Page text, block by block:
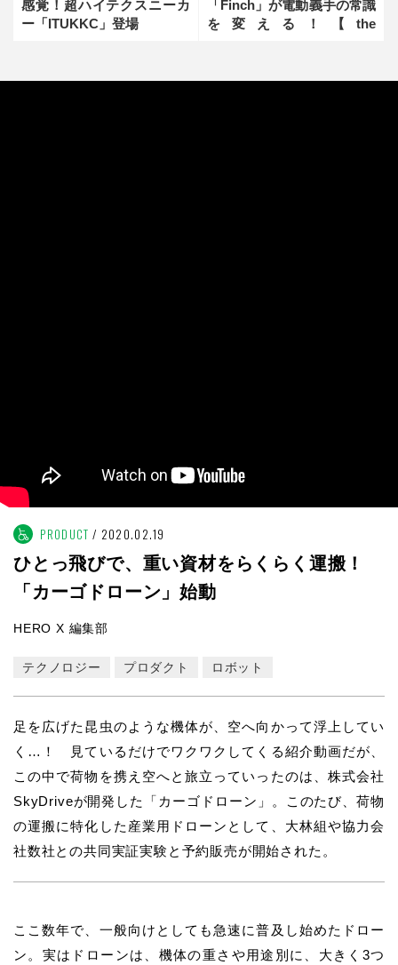
感覚！超ハイテクスニーカ
ー「ITUKKC」登場
「Finch」が電動義手の常識
を変える！【the
PRODUCT 2020.02.19
ひとっ飛びで、重い資材をらくらく運搬！
「カーゴドローン」始動
HERO X 編集部
テクノロジー プロダクト ロボット
足を広げた昆虫のような機体が、空へ向かって浮上してい
く…！ 見ているだけでワクワクしてくる紹介動画だが、
この中で荷物を携え空へと旅立っていったのは、株式会社
SkyDriveが開発した「カーゴドローン」。このたび、荷物
の運搬に特化した産業用ドローンとして、大林組や協力会
社数社との共同実証実験と予約販売が開始された。
ここ数年で、一般向けとしても急速に普及し始めたドロー
ン。実はドローンは、機体の重さや用途別に、大きく3つ